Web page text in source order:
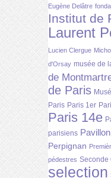
Eugène Delâtre
Institut de
Laurent
Lucien Clergue
d'Orsay musée de
de
de Paris
Paris Paris 1er
Paris 14e
parisiens
Perpignan
pédestres Seconde
selection